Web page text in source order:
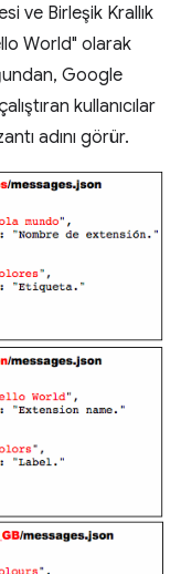
ve Birleşik Krallık
World" olarak
Google
kullanıcılar
adını görür.